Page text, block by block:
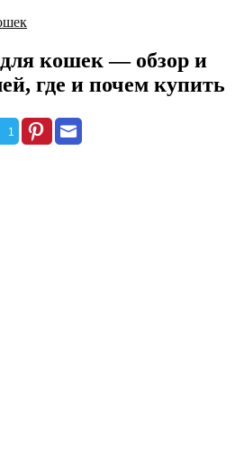
кошек — обзор и
где и почем купить
1